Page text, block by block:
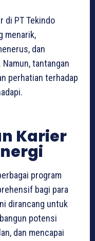
di PT Tekindo
menarik,
dan
tantangan
perhatian terhadap
Karier
program
bagi para
dirancang untuk
potensi
dan mencapai